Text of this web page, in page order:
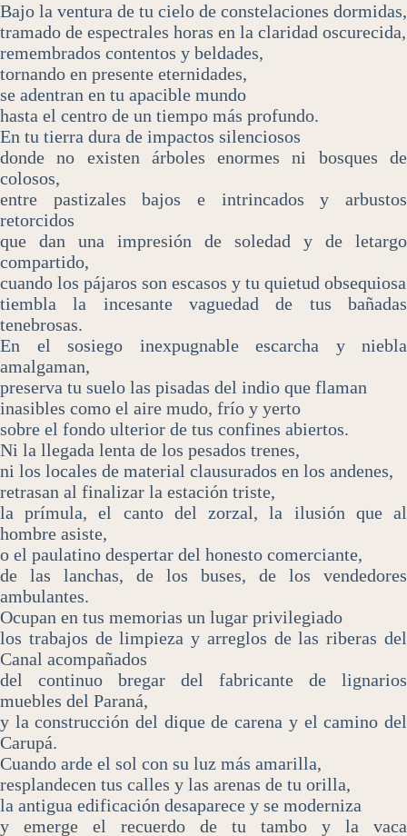
Bajo la ventura de tu cielo de constelaciones dormidas,
tramado de espectrales horas en la claridad oscurecida,
remembrados contentos y beldades,
tornando en presente eternidades,
se adentran en tu apacible mundo
hasta el centro de un tiempo más profundo.
En tu tierra dura de impactos silenciosos
donde no existen árboles enormes ni bosques de
colosos,
entre pastizales bajos e intrincados y arbustos
retorcidos
que dan una impresión de soledad y de letargo
compartido,
cuando los pájaros son escasos y tu quietud obsequiosa
tiembla la incesante vaguedad de tus bañadas
tenebrosas.
En el sosiego inexpugnable escarcha y niebla
amalgaman,
preserva tu suelo las pisadas del indio que flaman
inasibles como el aire mudo, frío y yerto
sobre el fondo ulterior de tus confines abiertos.
Ni la llegada lenta de los pesados trenes,
ni los locales de material clausurados en los andenes,
retrasan al finalizar la estación triste,
la prímula, el canto del zorzal, la ilusión que al
hombre asiste,
o el paulatino despertar del honesto comerciante,
de las lanchas, de los buses, de los vendedores
ambulantes.
Ocupan en tus memorias un lugar privilegiado
los trabajos de limpieza y arreglos de las riberas del
Canal acompañados
del continuo bregar del fabricante de lignarios
muebles del Paraná,
y la construcción del dique de carena y el camino del
Carupá.
Cuando arde el sol con su luz más amarilla,
resplandecen tus calles y las arenas de tu orilla,
la antigua edificación desaparece y se moderniza
y emerge el recuerdo de tu tambo y la vaca